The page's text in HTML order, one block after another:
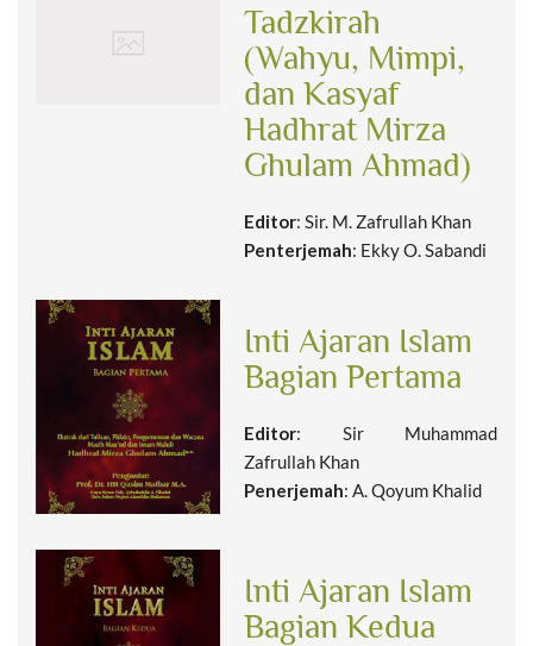
Tadzkirah
(Wahyu, Mimpi,
dan Kasyaf
Hadhrat Mirza
Ghulam Ahmad)
Editor: Sir. M. Zafrullah Khan
Penterjemah: Ekky O. Sabandi
Inti Ajaran Islam
Bagian Pertama
Editor: Sir Muhammad
Zafrullah Khan
Penerjemah: A. Qoyum Khalid
Inti Ajaran Islam
Bagian Kedua